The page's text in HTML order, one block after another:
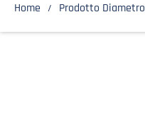
Home Prodotto Diametro